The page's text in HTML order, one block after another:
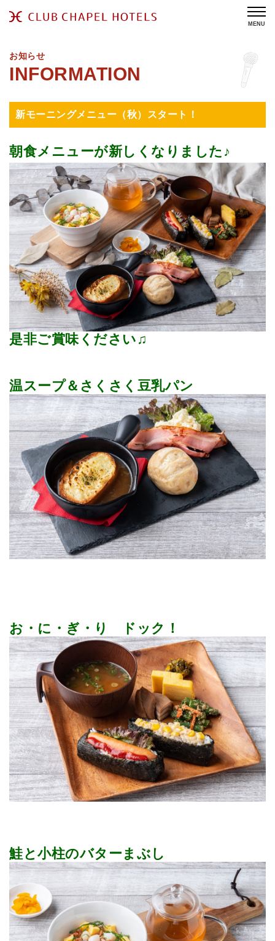
MENU
お知らせ
新モーニングメニュー（秋）スタート！
朝食メニューが新しくなりました♪
是非ご賞味ください♫
温スープ＆さくさく豆乳パン
お・に・ぎ・り ドック！
鮭と小柱のバターまぶし